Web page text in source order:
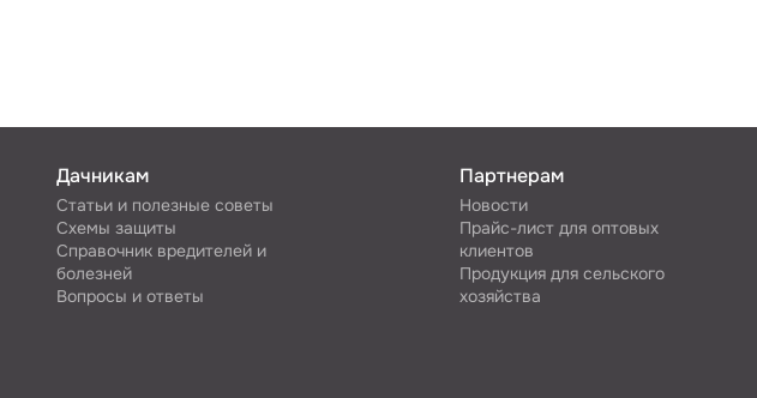
Дачникам
Статьи и полезные советы
Схемы защиты
Справочник вредителей и
болезней
Вопросы и ответы
Партнерам
Новости
Прайс-лист для оптовых
клиентов
Продукция для сельского
хозяйства